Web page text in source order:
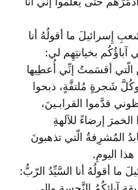
إِسرائيلَ ما أقولُهُ أنا
آباؤُكُم بخيانتِهِم لي:
الّتي أقسَمتُ إنِّي أُعطِيها
وكُلَّ شَجرةٍ مُلتفَّةٍ، ذبحوا
قدَّموا القرابـينَ،
إرضاءً للآلهةِ
المُشرِفةُ الّتي تذهبونَ
اليومِ.
ما أقولُهُ أنا السَّيِّدُ الرّبُّ: